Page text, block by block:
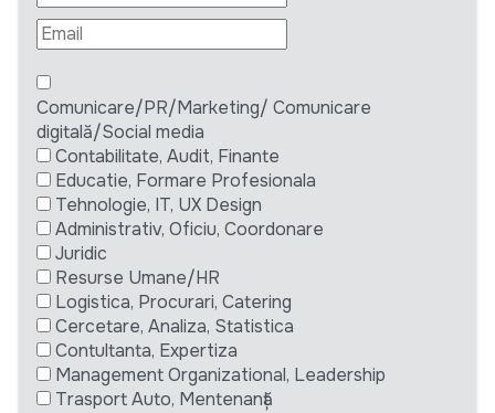
Comunicare/PR/Marketing/ Comunicare
digitală/Social media
Contabilitate, Audit, Finante
Educatie, Formare Profesionala
Tehnologie, IT, UX Design
Administrativ, Oficiu, Coordonare
Juridic
Resurse Umane/HR
Logistica, Procurari, Catering
Cercetare, Analiza, Statistica
Contultanta, Expertiza
Management Organizational, Leadership
Trasport Auto, Mentenanță